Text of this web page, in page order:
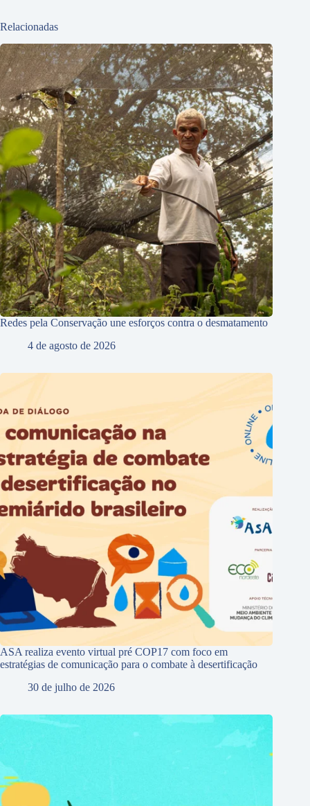
Relacionadas
Redes pela Conservação une esforços contra o desmatamento
4 de agosto de 2026
ASA realiza evento virtual pré COP17 com foco em
estratégias de comunicação para o combate à desertificação
30 de julho de 2026